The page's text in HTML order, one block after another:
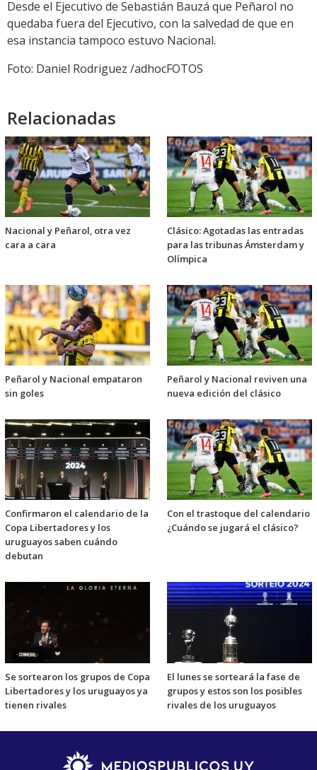
Desde el Ejecutivo de Sebastián Bauzá que Peñarol no
quedaba fuera del Ejecutivo, con la salvedad de que en
esa instancia tampoco estuvo Nacional.
Foto: Daniel Rodriguez /adhocFOTOS
Relacionadas
Nacional y Peñarol, otra vez
cara a cara
Clásico: Agotadas las entradas
para las tribunas Ámsterdam y
Olímpica
Peñarol y Nacional empataron
sin goles
Peñarol y Nacional reviven una
nueva edición del clásico
Confirmaron el calendario de la
Copa Libertadores y los
uruguayos saben cuándo
debutan
Con el trastoque del calendario
¿Cuándo se jugará el clásico?
Se sortearon los grupos de Copa
Libertadores y los uruguayos ya
tienen rivales
El lunes se sorteará la fase de
grupos y estos son los posibles
rivales de los uruguayos